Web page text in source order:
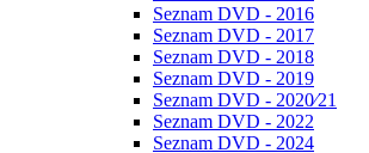
Seznam DVD - 2016
Seznam DVD - 2017
Seznam DVD - 2018
Seznam DVD - 2019
Seznam DVD - 2020⁄21
Seznam DVD - 2022
Seznam DVD - 2024